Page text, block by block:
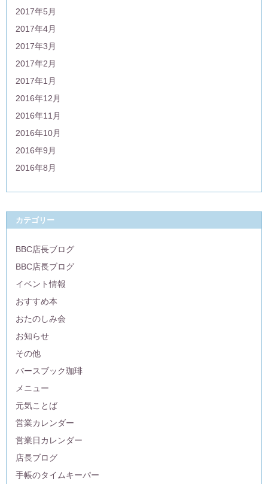
2017年5月
2017年4月
2017年3月
2017年2月
2017年1月
2016年12月
2016年11月
2016年10月
2016年9月
2016年8月
カテゴリー
BBC店長ブログ
BBC店長ブログ
イベント情報
おすすめ本
おたのしみ会
お知らせ
その他
バースブック珈琲
メニュー
元気ことば
営業カレンダー
営業日カレンダー
店長ブログ
手帳のタイムキーパー